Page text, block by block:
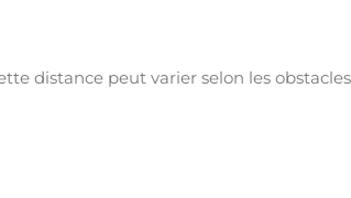
distance peut varier selon les